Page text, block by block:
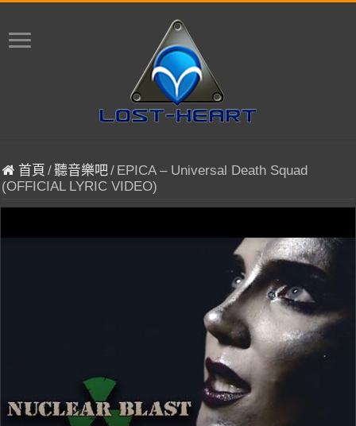
首頁 /聽音樂吧/ EPICA – Universal Death Squad
(OFFICIAL LYRIC VIDEO)